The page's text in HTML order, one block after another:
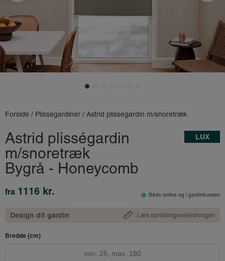
Forside / Plisségardiner / Astrid plisségardin m/snoretræk
Astrid plisségardin
m/snoretræk
Bygrå - Honeycomb
LUX
fra 1116 kr. Både online og i gardinbussen
Design dit gardin Læs opmålingsvejledningen
Bredde (cm)